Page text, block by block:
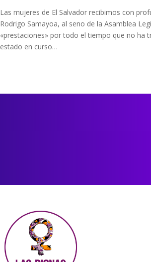
Las mujeres de El Salvador recibimos con
Rodrigo Samayoa, al seno de la Asamblea
«prestaciones» por todo el tiempo que no ha
estado en curso…